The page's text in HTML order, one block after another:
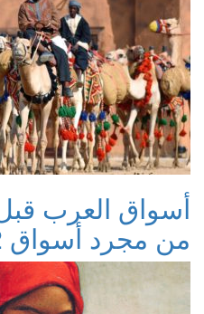
أسواق العرب
من مجرد أسواق 2\2